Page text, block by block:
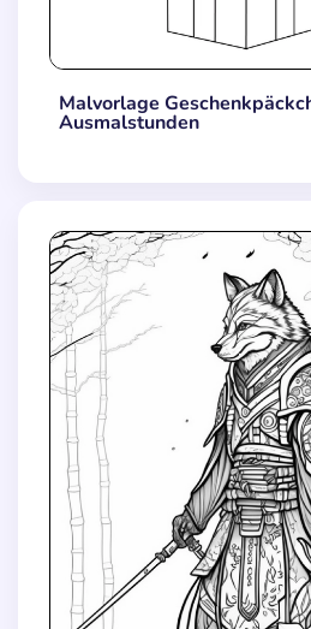
Malvorlage
Ausmalstunden